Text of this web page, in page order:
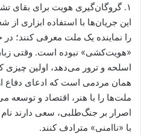
۱. گروگان‌گیری هویت برای بقای تشکیلاتی
این جریان‌ها با استفاده ابزاری
را نماینده یک ملت معرفی کنند؛
«هویت‌کشی» نبوده است. وقتی
اسلحه و ترور می‌دهد، اولین چیزی
همان مردمی است که ادعای دفاع از
ملت‌ها را با هنر، اقتصاد و توسعه
اصرار بر جنگ‌طلبی، سعی دارند
با «ناامنی» مترادف کنند.